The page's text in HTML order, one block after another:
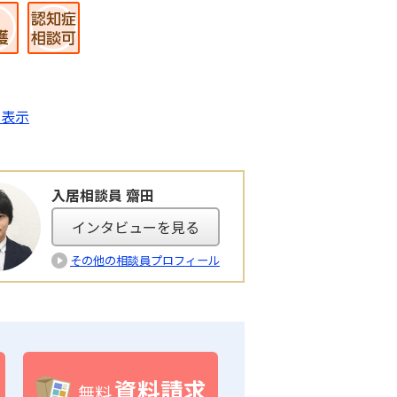
示
入居相談員 齋田
インタビューを見る
その他の相談員プロフィール
資料請求